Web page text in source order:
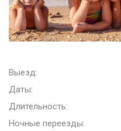
Выезд:
Даты:
Длительность:
Ночные переезды: